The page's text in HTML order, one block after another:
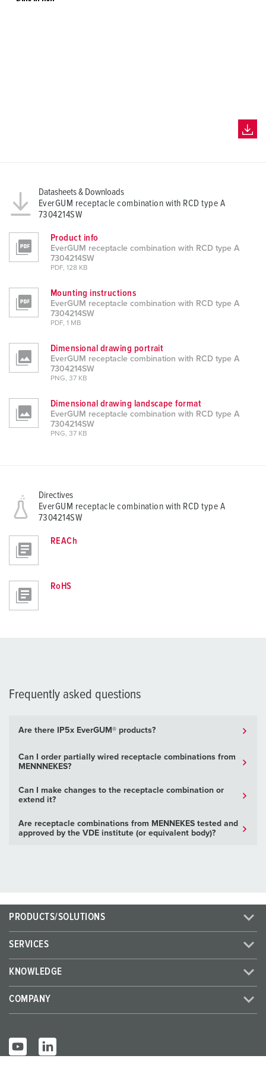
Datasheets & Downloads
EverGUM receptacle combination with RCD type A
7304214SW
Product info
EverGUM receptacle combination with RCD type A
7304214SW
PDF, 128 KB
Mounting instructions
EverGUM receptacle combination with RCD type A
7304214SW
PDF, 1 MB
Dimensional drawing portrait
EverGUM receptacle combination with RCD type A
7304214SW
PNG, 37 KB
Dimensional drawing landscape format
EverGUM receptacle combination with RCD type A
7304214SW
PNG, 37 KB
Directives
EverGUM receptacle combination with RCD type A
7304214SW
REACh
RoHS
Frequently asked questions
Are there IP5x EverGUM® products?
Can I order partially wired receptacle combinations from
MENNNEKES?
Can I make changes to the receptacle combination or
extend it?
Are receptacle combinations from MENNEKES tested and
approved by the VDE institute (or equivalent body)?
PRODUCTS/SOLUTIONS
SERVICES
KNOWLEDGE
COMPANY